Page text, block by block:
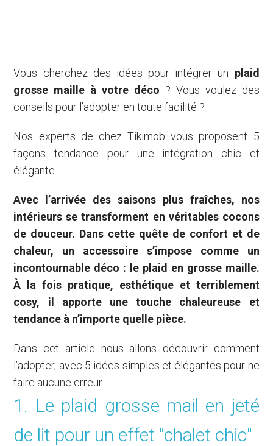
Vous cherchez des idées pour intégrer un plaid
grosse maille à votre déco ? Vous voulez des
conseils pour l’adopter en toute facilité ?
Nos experts de chez Tikimob vous proposent 5
façons tendance pour une intégration chic et
élégante.
Avec l’arrivée des saisons plus fraîches, nos
intérieurs se transforment en véritables cocons
de douceur. Dans cette quête de confort et de
chaleur, un accessoire s’impose comme un
incontournable déco : le plaid en grosse maille.
À la fois pratique, esthétique et terriblement
cosy, il apporte une touche chaleureuse et
tendance à n’importe quelle pièce.
Dans cet article nous allons découvrir comment
l’adopter, avec 5 idées simples et élégantes pour ne
faire aucune erreur.
1. Le plaid grosse mail en jeté
de lit pour un effet "chalet chic"